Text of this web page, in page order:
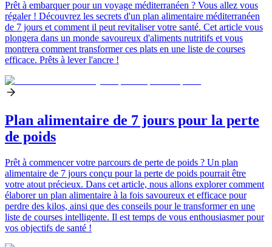
Prêt à embarquer pour un voyage méditerranéen ? Vous allez vous
régaler ! Découvrez les secrets d'un plan alimentaire méditerranéen
de 7 jours et comment il peut revitaliser votre santé. Cet article vous
plongera dans un monde savoureux d'aliments nutritifs et vous
montrera comment transformer ces plats en une liste de courses
efficace. Prêts à lever l'ancre !
Plan alimentaire de 7 jours pour la perte
de poids
Prêt à commencer votre parcours de perte de poids ? Un plan
alimentaire de 7 jours conçu pour la perte de poids pourrait être
votre atout précieux. Dans cet article, nous allons explorer comment
élaborer un plan alimentaire à la fois savoureux et efficace pour
perdre des kilos, ainsi que des conseils pour le transformer en une
liste de courses intelligente. Il est temps de vous enthousiasmer pour
vos objectifs de santé !